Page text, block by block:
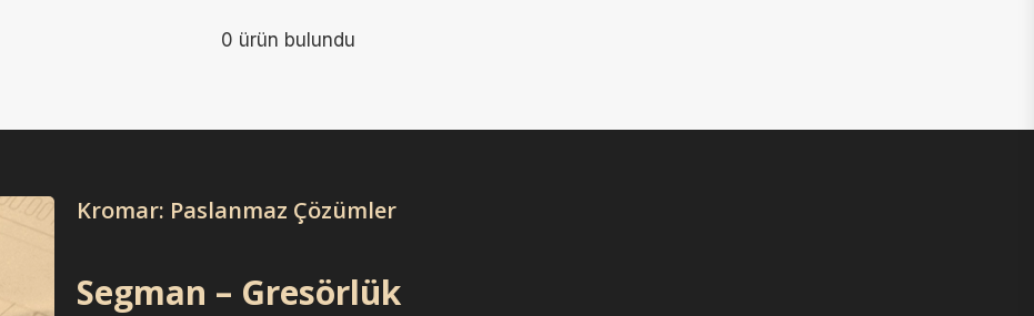
0 ürün bulundu
Kromar: Paslanmaz Çözümler
Segman – Gresörlük